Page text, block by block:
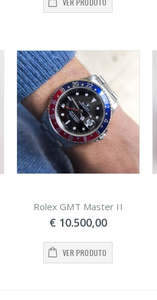
VER PRODUTO
Rolex GMT Master II
€ 10.500,00
VER PRODUTO